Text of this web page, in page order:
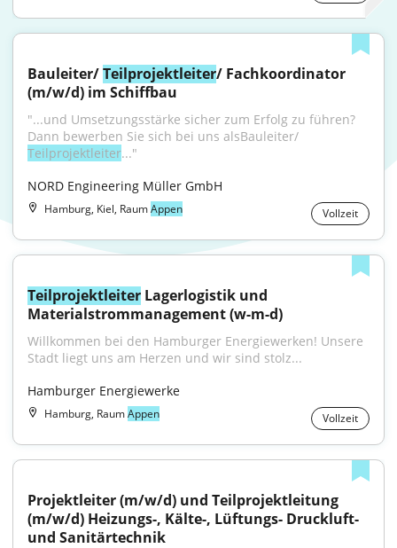
Bauleiter/ Teilprojektleiter/ Fachkoordinator
(m/w/d) im Schiffbau
"...und Umsetzungsstärke sicher zum Erfolg zu führen?
Teilprojektleiter..."
NORD Engineering Müller GmbH
Hamburg, Kiel, RaumAppen Vollzeit
Teilprojektleiter Lagerlogistik und
Materialstrommanagement (w-m-d)
Willkommen bei den Hamburger Energiewerken! Unsere
Stadt liegt uns am Herzen und wir sind stolz...
Hamburger Energiewerke
Hamburg, RaumAppen Vollzeit
Projektleiter (m/w/d) und Teilprojektleitung
(m/w/d) Heizungs-, Kälte-, Lüftungs- Druckluft-
und Sanitärtechnik